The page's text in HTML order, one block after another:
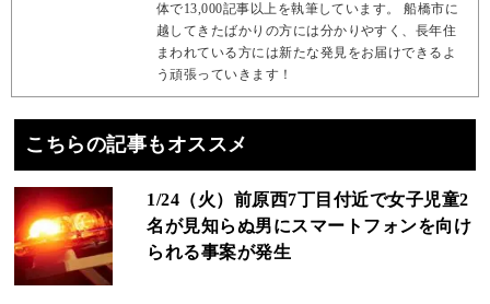
体で13,000記事以上を執筆しています。 船橋市に
越してきたばかりの方には分かりやすく、長年住
まわれている方には新たな発見をお届けできるよ
う頑張っていきます！
こちらの記事もオススメ
1/24（火）前原西7丁目付近で女子児童2
名が見知らぬ男にスマートフォンを向け
られる事案が発生